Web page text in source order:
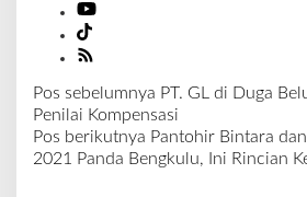
N
a
v
Pos sebelumnya PT. GL di Duga
Penilai Kompensasi
Pos berikutnya Pantohir Bintara
2021 Panda Bengkulu, Ini Rincian